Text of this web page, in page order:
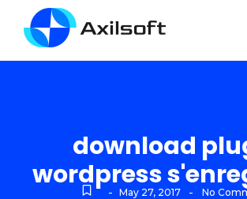
download
wordpress
- May 27, 2017 - No